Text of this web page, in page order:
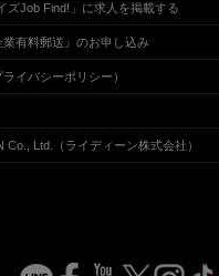
ズJob Find!」に求人を掲載する
有料郵送』のお申し込み
イバシーポリシー）
Co., Ltd.（ライディーン株式会社）